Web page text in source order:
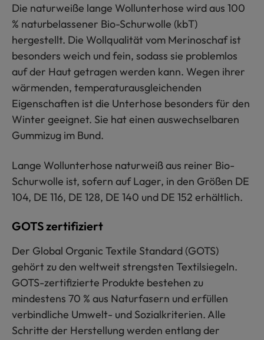
Die naturweiße lange Wollunterhose wird aus 100
% naturbelassener Bio-Schurwolle (kbT)
hergestellt. Die Wollqualität vom Merinoschaf ist
besonders weich und fein, sodass sie problemlos
auf der Haut getragen werden kann. Wegen ihrer
wärmenden, temperaturausgleichenden
Eigenschaften ist die Unterhose besonders für den
Winter geeignet. Sie hat einen auswechselbaren
Gummizug im Bund.
Lange Wollunterhose naturweiß aus reiner Bio-
Schurwolle ist, sofern auf Lager, in den Größen DE
104, DE 116, DE 128, DE 140 und DE 152 erhältlich.
GOTS zertifiziert
Der Global Organic Textile Standard (GOTS)
gehört zu den weltweit strengsten Textilsiegeln.
GOTS-zertifizierte Produkte bestehen zu
mindestens 70 % aus Naturfasern und erfüllen
verbindliche Umwelt- und Sozialkriterien. Alle
Schritte der Herstellung werden entlang der